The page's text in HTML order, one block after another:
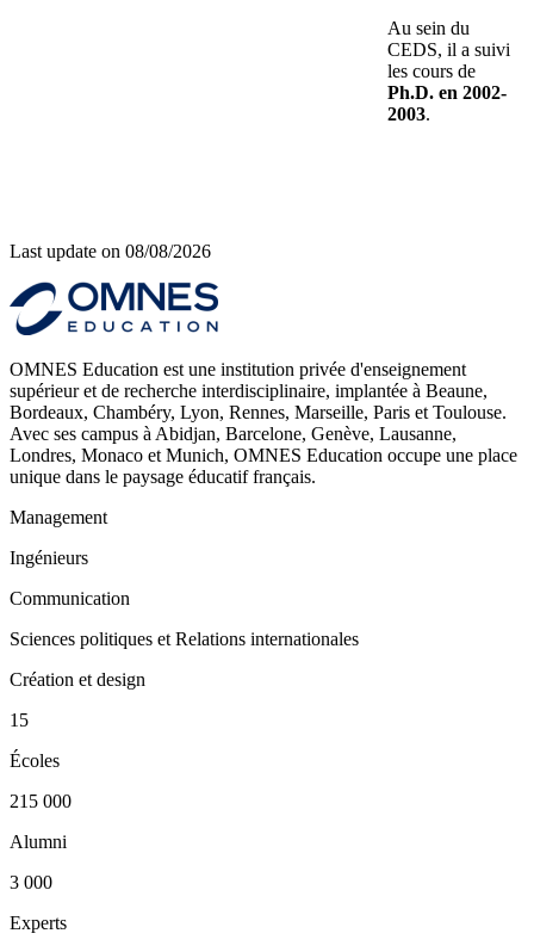
Au sein du
CEDS, il a suivi
les cours de
Ph.D. en 2002-
2003.
Last update on 08/08/2026
OMNES Education est une institution privée d'enseignement
supérieur et de recherche interdisciplinaire, implantée à Beaune,
Bordeaux, Chambéry, Lyon, Rennes, Marseille, Paris et Toulouse.
Avec ses campus à Abidjan, Barcelone, Genève, Lausanne,
Londres, Monaco et Munich, OMNES Education occupe une place
unique dans le paysage éducatif français.
Management
Ingénieurs
Communication
Sciences politiques et Relations internationales
Création et design
15
Écoles
215 000
Alumni
3 000
Experts